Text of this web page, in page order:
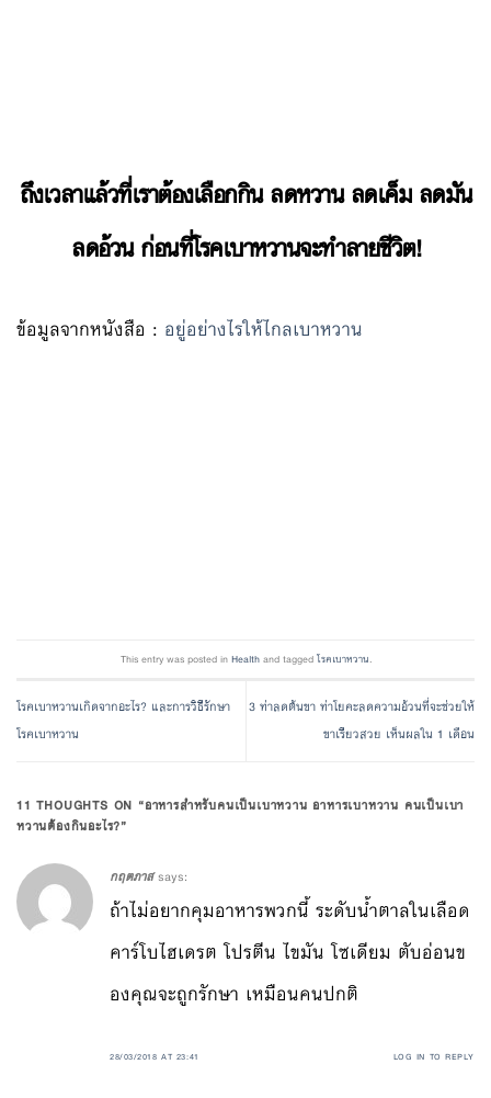
ถึงเวลาแล้วที่เราต้องเลือกกิน ลดหวาน ลดเค็ม ลดมัน
ลดอ้วน ก่อนที่โรคเบาหวานจะทำลายชีวิต!
ข้อมูลจากหนังสือ : อยู่อย่างไรให้ไกลเบาหวาน
This entry was posted inHealthand taggedโรคเบาหวาน.
โรคเบาหวานเกิดจากอะไร? และการวิธีรักษา
โรคเบาหวาน
3 ท่าลดต้นขา ท่าโยคะลดความอ้วนที่จะช่วยให้
ขาเรียวสวย เห็นผลใน 1 เดือน
11 THOUGHTS ON “อาหารสำหรับคนเป็นเบาหวาน อาหารเบาหวาน คนเป็นเบา
หวานต้องกินอะไร?”
กฤตภาส says:
ถ้าไม่อยากคุมอาหารพวกนี้ ระดับน้ำตาลในเลือด
คาร์โบไฮเดรต โปรตีน ไขมัน โซเดียม ตับอ่อนข
องคุณจะถูกรักษา เหมือนคนปกติ
28/03/2018 AT 23:41 LOG IN TO REPLY